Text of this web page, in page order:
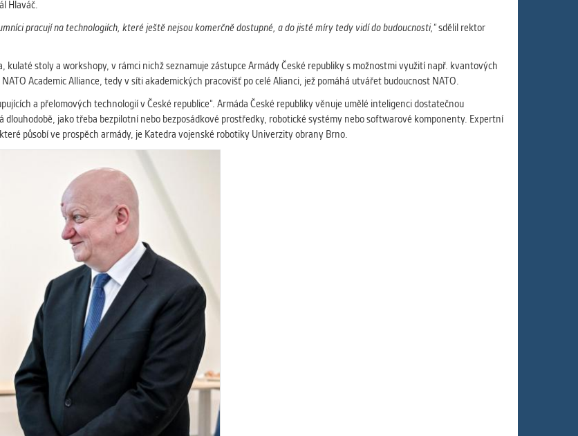
anonymizovaných statistických údajů, které nám
naše aplikace. Zpravidla jde o cookies systémů třetích
využíváme.
zobrazení správných nabídek a cílení obsahu podle
jde o cookies systémů třetích stran, které nám s
chování pomáhají.
nedokáže zařadit. Naším cílem je, aby tato kategorie
cookies byly přiřazeny do některé z kategorií
Hlaváč.
pracují na technologiích, které ještě nejsou komerčně dostupné, a do jisté míry tedy vidí do budoucnosti,“sdělil rektor
kulaté stoly a workshopy, v rámci nichž seznamuje zástupce Armády České republiky s možnostmi využití např. kvantových
Academic Alliance, tedy v síti akademických pracovišť po celé Alianci, jež pomáhá utvářet budoucnost NATO.
a přelomových technologií v České republice“. Armáda České republiky věnuje umělé inteligenci dostatečnou
dlouhodobě, jako třeba bezpilotní nebo bezposádkové prostředky, robotické systémy nebo softwarové komponenty. Expertní
působí ve prospěch armády, je Katedra vojenské robotiky Univerzity obrany Brno.